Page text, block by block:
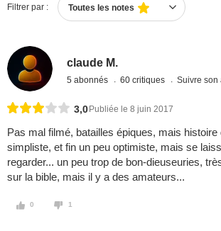
Filtrer par : Toutes les notes
claude M.
5 abonnés 60 critiques Suivre son
3,0 Publiée le 8 juin 2017
Pas mal filmé, batailles épiques, mais histoire
simpliste, et fin un peu optimiste, mais se
regarder... un peu trop de bon-dieuseuries,
sur la bible, mais il y a des amateurs...
0 1